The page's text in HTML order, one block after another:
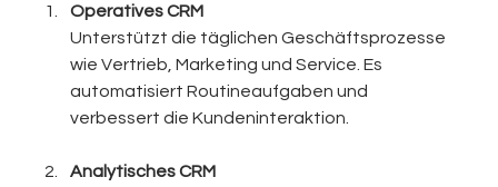
Operatives CRM
Unterstützt die täglichen Geschäftsprozesse
wie Vertrieb, Marketing und Service. Es
automatisiert Routineaufgaben und
verbessert die Kundeninteraktion.
Analytisches CRM